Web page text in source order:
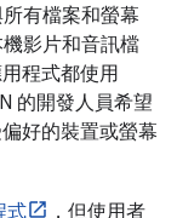
有檔案和螢幕
影片和音訊檔
程式都使用
的開發人員希望
好的裝置或螢幕
式
，但使用者